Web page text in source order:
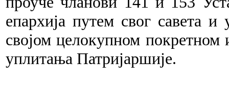
епархија путем свог савета
својом целокупном
уплитања Патријаршије.